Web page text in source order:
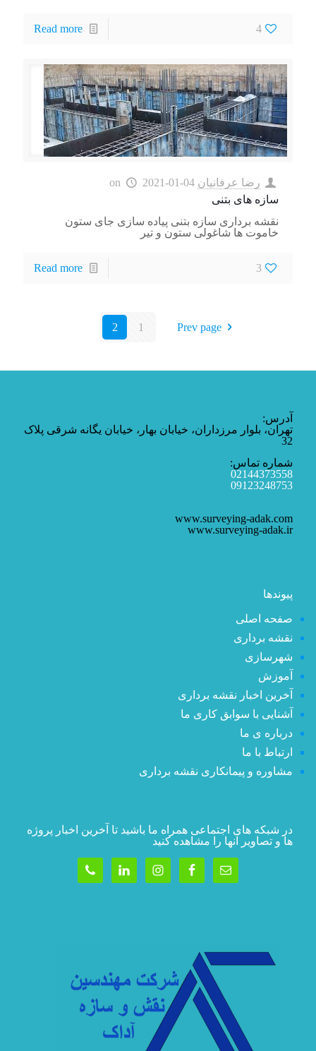
4
Read more
رضا عرفانیان on
2021-01-04
سازه های بتنی
نقشه برداری سازه بتنی پیاده سازی جای ستون
خاموت ها شاغولی ستون و تیر
3
Read more
Prev page
1
2
آدرس:
تهران، بلوار مرزداران، خیابان بهار، خیابان یگانه شرقی پلاک
32
شماره تماس:
02144373558
09123248753
www.surveying-adak.com
www.surveying-adak.ir
پیوندها
صفحه اصلی
نقشه برداری
شهرسازی
آموزش
آخرین اخبار نقشه برداری
آشنایی با سوابق کاری ما
درباره ی ما
ارتباط با ما
مشاوره و پیمانکاری نقشه برداری
در شبکه های اجتماعی همراه ما باشید تا آخرین اخبار پروژه
ها و تصاویر آنها را مشاهده کنید